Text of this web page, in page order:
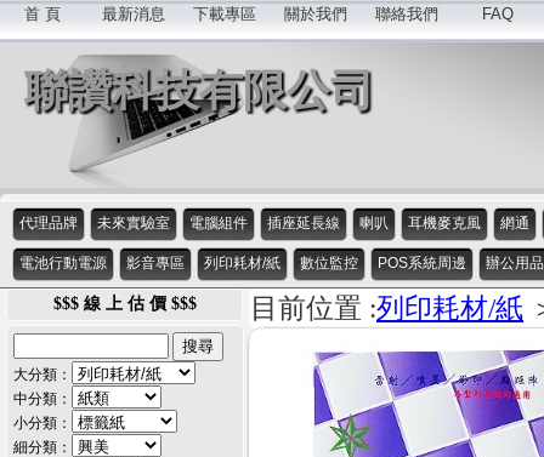
首 頁 最新消息 下載專區 關於我們 聯絡我們 FAQ
聯讚科技有限公司
代理品牌 未來實驗室 電腦組件 插座延長線 喇叭 耳機麥克風 網通
電池行動電源 影音專區 列印耗材/紙 數位監控 POS系統周邊 辦公用品
$$$ 線 上 估 價 $$$
大分類：
中分類：
小分類：
細分類：
目前位置 :列印耗材/紙